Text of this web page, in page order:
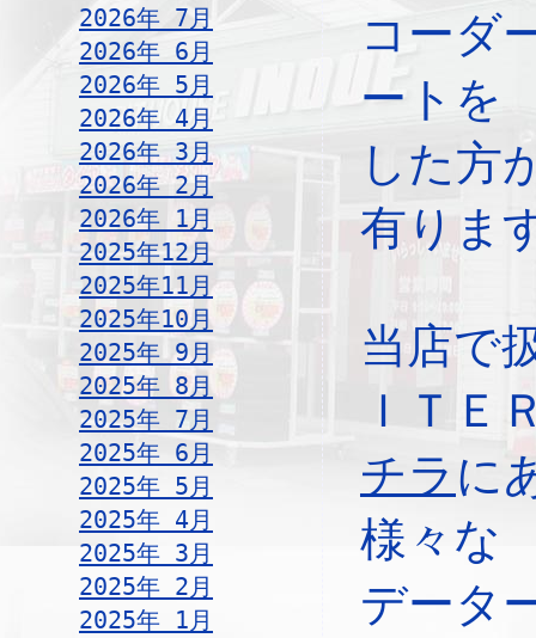
2026年 7月
2026年 6月
2026年 5月
2026年 4月
2026年 3月
2026年 2月
2026年 1月
2025年12月
2025年11月
2025年10月
2025年 9月
2025年 8月
2025年 7月
2025年 6月
2025年 5月
2025年 4月
2025年 3月
2025年 2月
2025年 1月
コーダ
ートを
した方
有りま
当店で
ＩＴＥ
チラ に
様々な
データ